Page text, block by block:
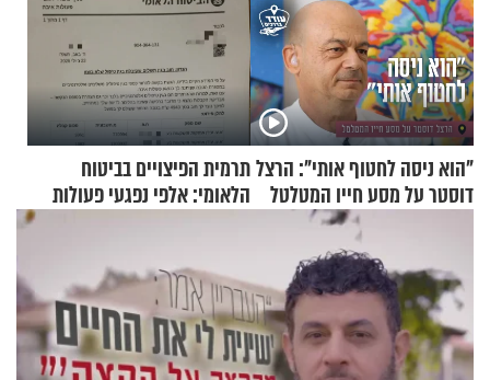
"הוא ניסה לחטוף אותי": הרצל
דוסטר על מסע חייו המטלטל
תרמית הפיצויים בביטוח
הלאומי: אלפי נפגעי פעולות